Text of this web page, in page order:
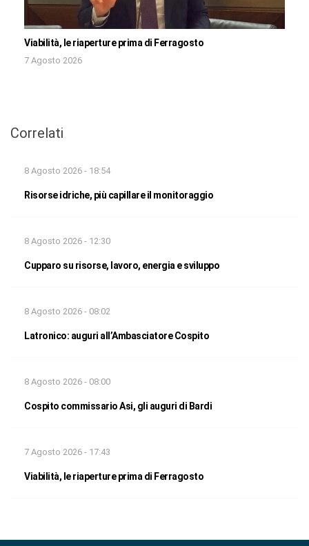
Viabilità, le riaperture prima di Ferragosto
7 Agosto 2026
Correlati
8 Agosto 2026 - 18:54
Risorse idriche, più capillare il monitoraggio
8 Agosto 2026 - 12:30
Cupparo su risorse, lavoro, energia e sviluppo
8 Agosto 2026 - 08:02
Latronico: auguri all’Ambasciatore Cospito
8 Agosto 2026 - 08:00
Cospito commissario Asi, gli auguri di Bardi
7 Agosto 2026 - 17:43
Viabilità, le riaperture prima di Ferragosto